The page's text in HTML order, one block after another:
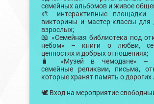
семейных альбомов и живое
🎨 интерактивные площадки
викторины и мастер-классы для
взрослых;
📖 «Семейная библиотека под
небом» – книги о любви,
ценностях и добрых отношениях;
🧳 «Музей в чемодане» –
семейные реликвии, письма,
которые хранят память о дорогих
🕊️ Вход на мероприятие